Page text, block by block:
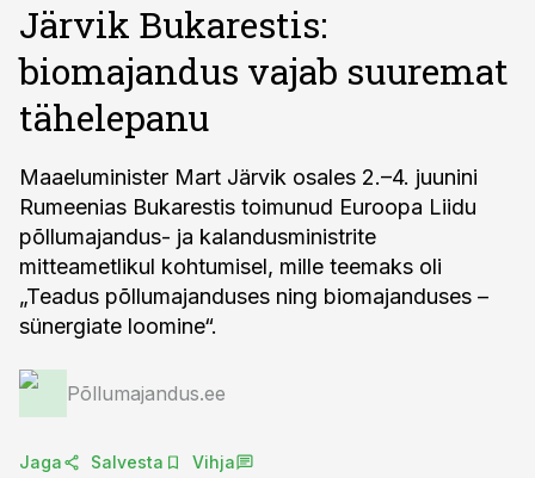
Järvik Bukarestis:
biomajandus vajab suuremat
tähelepanu
Maaeluminister Mart Järvik osales 2.–4. juunini
Rumeenias Bukarestis toimunud Euroopa Liidu
põllumajandus- ja kalandusministrite
mitteametlikul kohtumisel, mille teemaks oli
„Teadus põllumajanduses ning biomajanduses –
sünergiate loomine“.
Põllumajandus.ee
Jaga Salvesta Vihja